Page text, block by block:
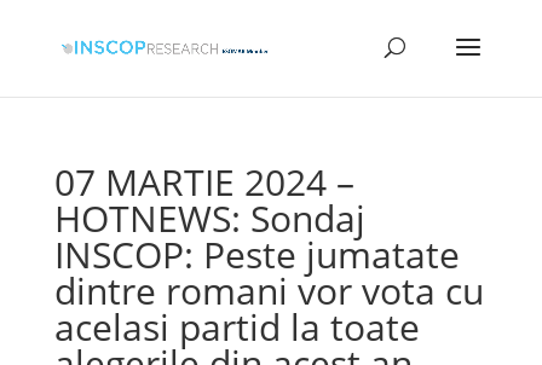
07 MARTIE 2024 –
HOTNEWS: Sondaj
INSCOP: Peste jumatate
dintre romani vor vota cu
acelasi partid la toate